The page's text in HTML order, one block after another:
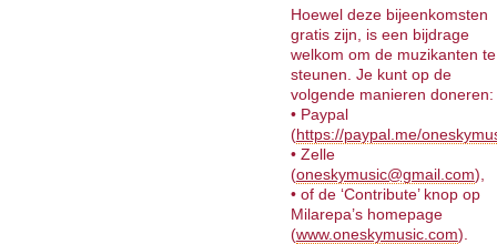
Hoewel deze bijeenkomsten
gratis zijn, is een bijdrage
welkom om de muzikanten te
steunen. Je kunt op de
volgende manieren doneren:
• Paypal
(https://paypal.me/
• Zelle
(oneskymusic@gmail.com),
• of de ‘Contribute’ knop op
Milarepa’s homepage
(www.oneskymusic.com).